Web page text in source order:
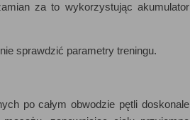
za to wykorzystując akumulator
sprawdzić parametry treningu.
po całym obwodzie pętli doskonale